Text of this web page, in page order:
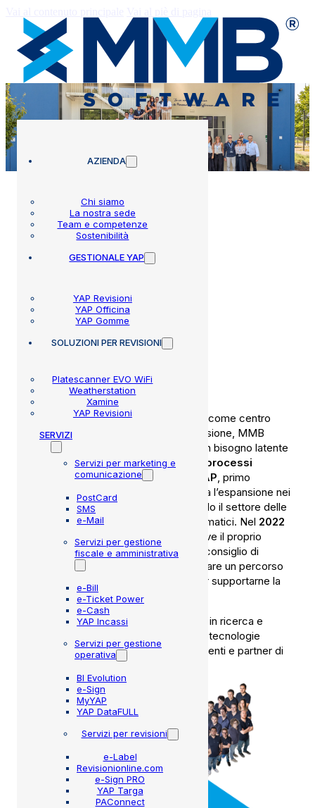
AZIENDA
Chi siamo
La nostra sede
Team e competenze
Sostenibilità
GESTIONALE YAP
YAP Revisioni
YAP Officina
YAP Gomme
SOLUZIONIPER REVISIONI
Platescanner EVO WiFi
Weatherstation
Xamine
YAP Revisioni
SERVIZI
Servizi per marketing e
comunicazione
PostCard
SMS
e-Mail
Servizi per gestione
fiscale e amministrativa
e-Bill
e-Ticket Power
e-Cash
YAP Incassi
Servizi per gestione
operativa
BI Evolution
e-Sign
MyYAP
YAP DataFULL
Servizi per revisioni
e-Label
Revisionionline.com
e-Sign PRO
YAP Targa
PAConnect
Chi siamo
Specialisti in software
per far crescere
persone, officine e
La nostra storia.
Fondata nel 1998 daOmar Montanari
come centro
assistenza attrezzature per Centri revisione, MMB
nasce con l’obiettivo di rispondere a un bisogno latente
del settore:gestire e digitalizzare i processi
Dal 2014, con illancio di YAP, primo
gestionale cloud per l’automotive, inizia l’espansione nei
mercati dell’autoriparazione, penetrando il settore delle
autofficine e della manutenzione pneumatici. Nel 2022
l’azienda software automotive
evolve il proprio
assetto organizzativo dotandosi di un consiglio di
amministrazione, con l’obiettivo di avviare un percorso
di managerializzazione dell’azienda per supportarne la
Oggi MMB investe in modo strutturato in ricerca e
con tecnologie
avanzate e collaborazioni attive con clienti e partner di